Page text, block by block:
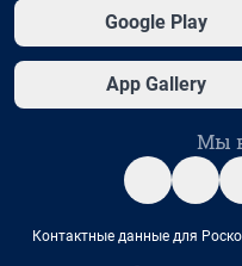
Google Play
App Gallery
Мы
Контактные данные для